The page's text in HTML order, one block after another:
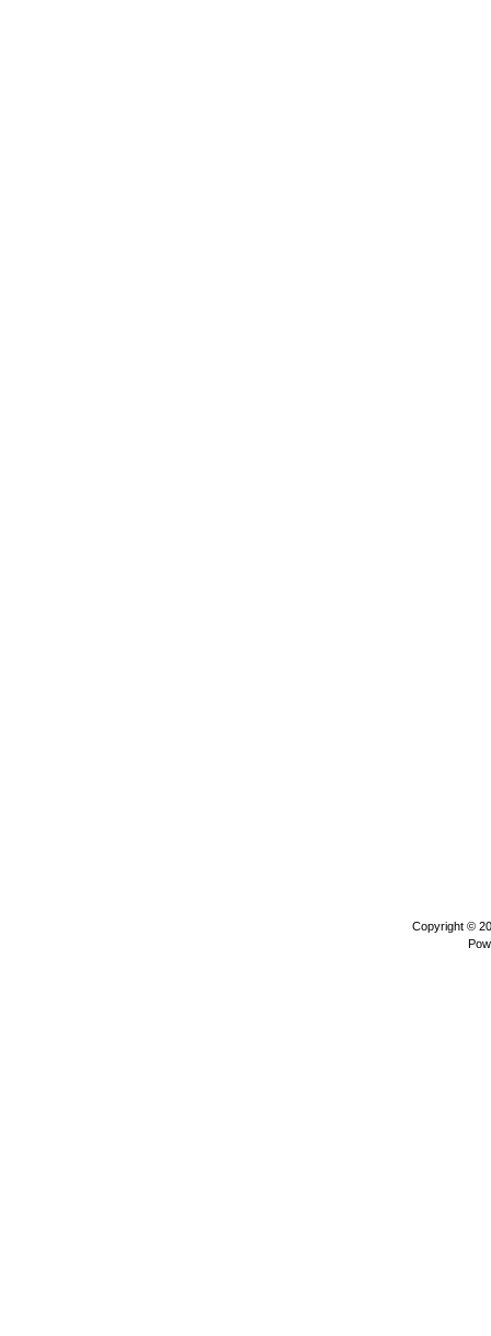
Copyright ©